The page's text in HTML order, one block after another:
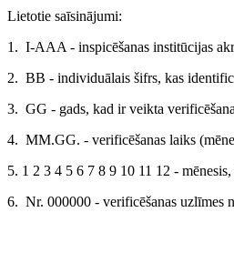
Lietotie saīsinājumi:
1. I-AAA - inspicēšanas institūcijas
2. BB - individuālais šifrs, kas
3. GG - gads, kad ir veikta
4. MM.GG. - verificēšanas laiks
5. 1 2 3 4 5 6 7 8 9 10 11 12 -
6. Nr. 000000 - verificēšanas uzlīmes